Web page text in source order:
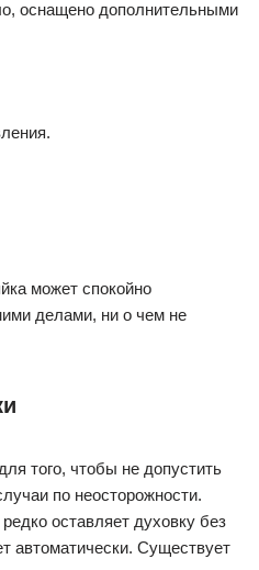
оснащено дополнительными
может спокойно
делами, ни о чем не
того, чтобы не допустить
по неосторожности.
оставляет духовку без
автоматически. Существует